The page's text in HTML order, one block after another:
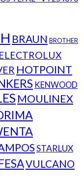
BRAUN BROTHER
ELECTROLUX
HOTPOINT
KENWOOD
MOULINEX
STARLUX
VULCANO